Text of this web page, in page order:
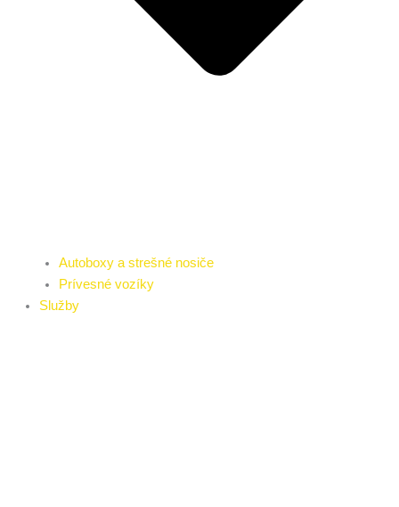
Autoboxy a strešné nosiče
Prívesné vozíky
Služby